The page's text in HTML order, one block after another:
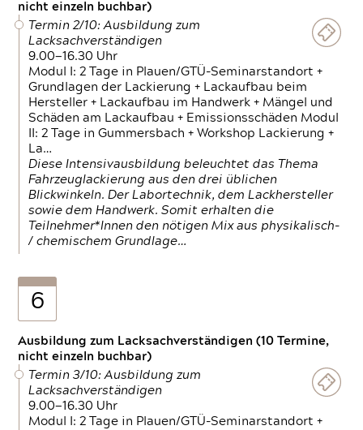
nicht einzeln buchbar)
Termin 2/10: Ausbildung zum
Lacksachverständigen
9.00—16.30 Uhr
Modul I: 2 Tage in Plauen/GTÜ-Seminarstandort +
Grundlagen der Lackierung + Lackaufbau beim
Hersteller + Lackaufbau im Handwerk + Mängel und
Schäden am Lackaufbau + Emissionsschäden Modul
II: 2 Tage in Gummersbach + Workshop Lackierung +
La…
Diese Intensivausbildung beleuchtet das Thema
Fahrzeuglackierung aus den drei üblichen
Blickwinkeln. Der Labortechnik, dem Lackhersteller
sowie dem Handwerk. Somit erhalten die
Teilnehmer*Innen den nötigen Mix aus physikalisch-
/ chemischem Grundlage…
6
Ausbildung zum Lacksachverständigen (10 Termine,
nicht einzeln buchbar)
Termin 3/10: Ausbildung zum
Lacksachverständigen
9.00—16.30 Uhr
Modul I: 2 Tage in Plauen/GTÜ-Seminarstandort +